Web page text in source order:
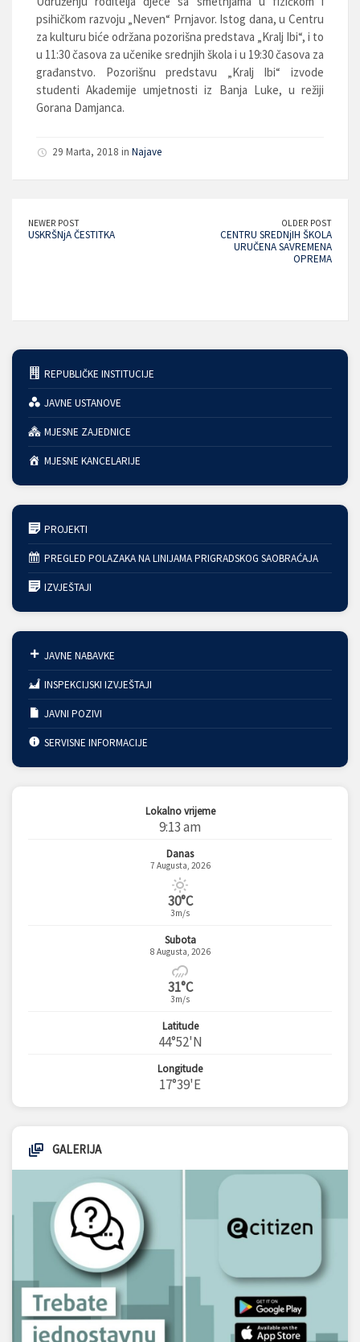
psihičkom razvoju „Neven“ Prnjavor. Istog dana, u Centru
za kulturu biće održana pozorišna predstava „Kralj Ibi“, i to
u 11:30 časova za učenike srednjih škola i u 19:30 časova za
građanstvo. Pozorišnu predstavu „Kralj Ibi“ izvode
studenti Akademije umjetnosti iz Banja Luke, u režiji
Gorana Damjanca.
29 Marta, 2018 in Najave
NEWER POST
USKRŠNjA ČESTITKA
OLDER POST
CENTRU SREDNjIH ŠKOLA
URUČENA SAVREMENA
OPREMA
REPUBLIČKE INSTITUCIJE
JAVNE USTANOVE
MJESNE ZAJEDNICE
MJESNE KANCELARIJE
PROJEKTI
PREGLED POLAZAKA NA LINIJAMA PRIGRADSKOG SAOBRAĆAJA
IZVJEŠTAJI
JAVNE NABAVKE
INSPEKCIJSKI IZVJEŠTAJI
JAVNI POZIVI
SERVISNE INFORMACIJE
Lokalno vrijeme
9:13 am
Danas
7 Augusta, 2026
30°C
3m/s
Subota
8 Augusta, 2026
31°C
3m/s
Latitude
44°52'N
Longitude
17°39'E
GALERIJA